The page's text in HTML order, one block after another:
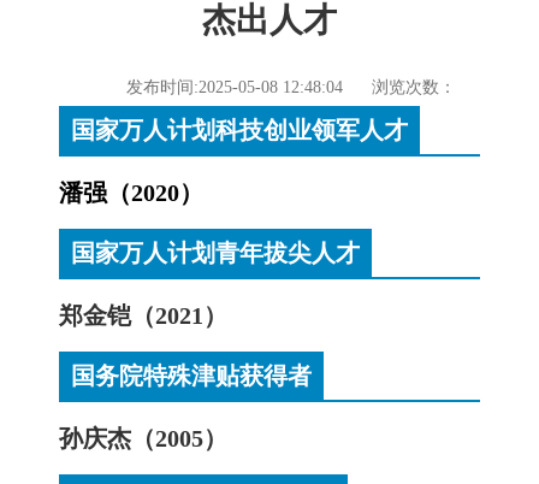
杰出人才
发布时间:2025-05-08 12:48:04 浏览次数：
国家万人计划科技创业领军人才
潘强（2020）
国家万人计划青年拔尖人才
郑金铠（2021）
国务院特殊津贴获得者
孙庆杰（2005）